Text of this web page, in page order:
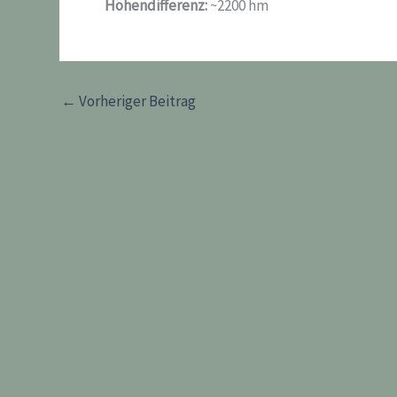
Höhendifferenz:~2200 hm
← Vorheriger Beitrag